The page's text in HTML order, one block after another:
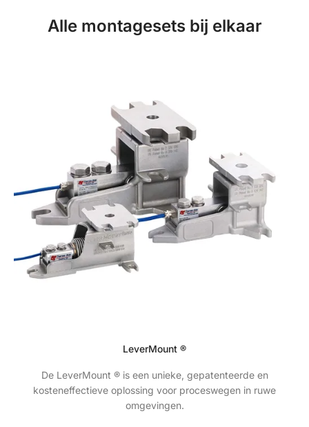
Alle montagesets bij elkaar
LeverMount ®
De LeverMount ® is een unieke, gepatenteerde en
kosteneffectieve oplossing voor proceswegen in ruwe
omgevingen.